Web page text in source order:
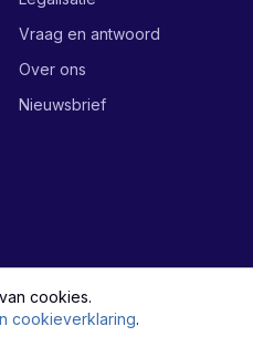
Vraag en antwoord
Over ons
Nieuwsbrief
cookies.
cookieverklaring.